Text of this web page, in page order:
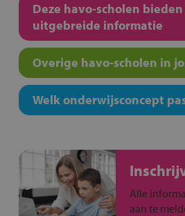
Deze havo-scholen
uitgebreide informatie
Overige havo-scholen in
Welk onderwijsconcept
Alle
aan te